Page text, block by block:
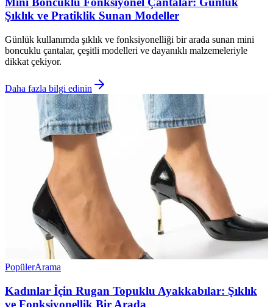
Şıklık ve Pratiklik Sunan Modeller
Günlük kullanımda şıklık ve fonksiyonelliği bir arada sunan mini
boncuklu çantalar, çeşitli modelleri ve dayanıklı malzemeleriyle
dikkat çekiyor.
Daha fazla bilgi edinin
PopülerArama
Kadınlar İçin Rugan Topuklu Ayakkabılar: Şıklık
ve Fonksiyonellik Bir Arada